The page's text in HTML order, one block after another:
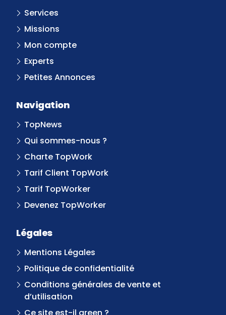
Services
Missions
Mon compte
Experts
Petites Annonces
Navigation
TopNews
Qui sommes-nous ?
Charte TopWork
Tarif Client TopWork
Tarif TopWorker
Devenez TopWorker
Légales
Mentions Légales
Politique de confidentialité
Conditions générales de vente et
d’utilisation